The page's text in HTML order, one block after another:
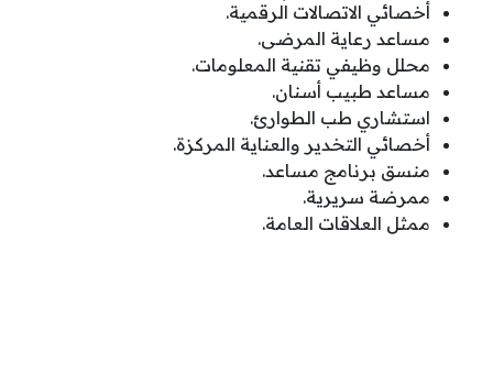
⁠أخصائي الاتصالات الرقمية.
مساعد رعاية المرضى.
محلل وظيفي تقنية المعلومات.
مساعد طبيب أسنان.
استشاري طب الطوارئ.
⁠أخصائي التخدير والعناية المركزة.
منسق برنامج مساعد.
⁠ممرضة سريرية.
ممثل العلاقات العامة.